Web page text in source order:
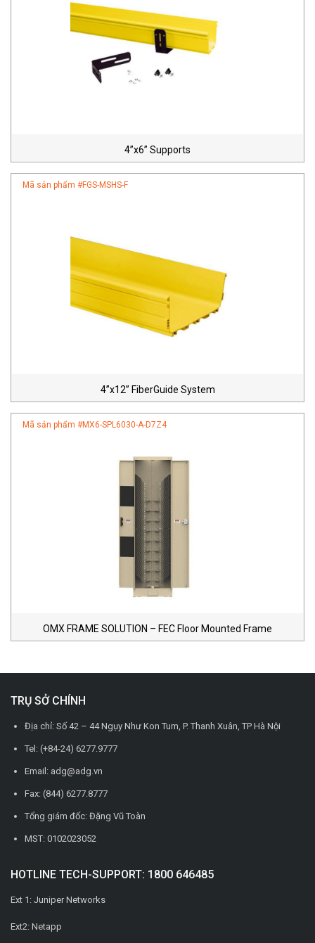
4”x6” Supports
Mã sản phẩm #FGS-MSHS-F
4”x12” FiberGuide System
Mã sản phẩm #MX6-SPL6030-A-D7Z4
OMX FRAME SOLUTION – FEC Floor Mounted Frame
TRỤ SỞ CHÍNH
Địa chỉ: Số 42 – 44 Ngụy Như Kon Tum, P. Thanh Xuân, TP Hà Nội
Tel: (+84-24) 6277.9777
Email: adg@adg.vn
Fax: (844) 6277.8777
Tổng giám đốc: Đặng Vũ Toàn
MST: 0102023052
HOTLINE TECH-SUPPORT: 1800 646485
Ext 1: Juniper Networks
Ext2: Netapp